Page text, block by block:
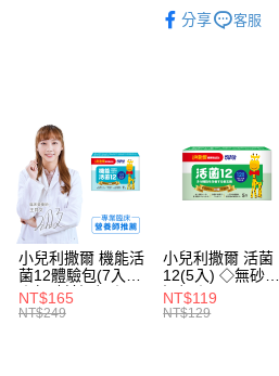
【繳款方式說明】
2.透過簡訊連結
1.本服務係由「
用戶於交易時，
款買賣價金債權
2.基於同意付款
資料（包含姓名
用，由本公司與您
3.完整用戶服務條
／ATM／網路銀
※ 請注意：結帳
絡購買商品的店
先享後付繳納相關
※ 交易是否成功
付客戶支援中心」
【注意事項】
１．透過由恩沛科
全家取貨付款
每筆NT$65，滿
宅配
每筆NT$85，滿
分享 客服
小兒利撒爾 機能活
菌12體驗包(7入)
◇無砂糖添加◇
NT$165
NT$249
小兒利撒爾 活菌
12(5入) ◇無砂糖
添加◇
NT$119
NT$129